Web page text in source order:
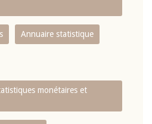
Annuaire statistique
monétaires et